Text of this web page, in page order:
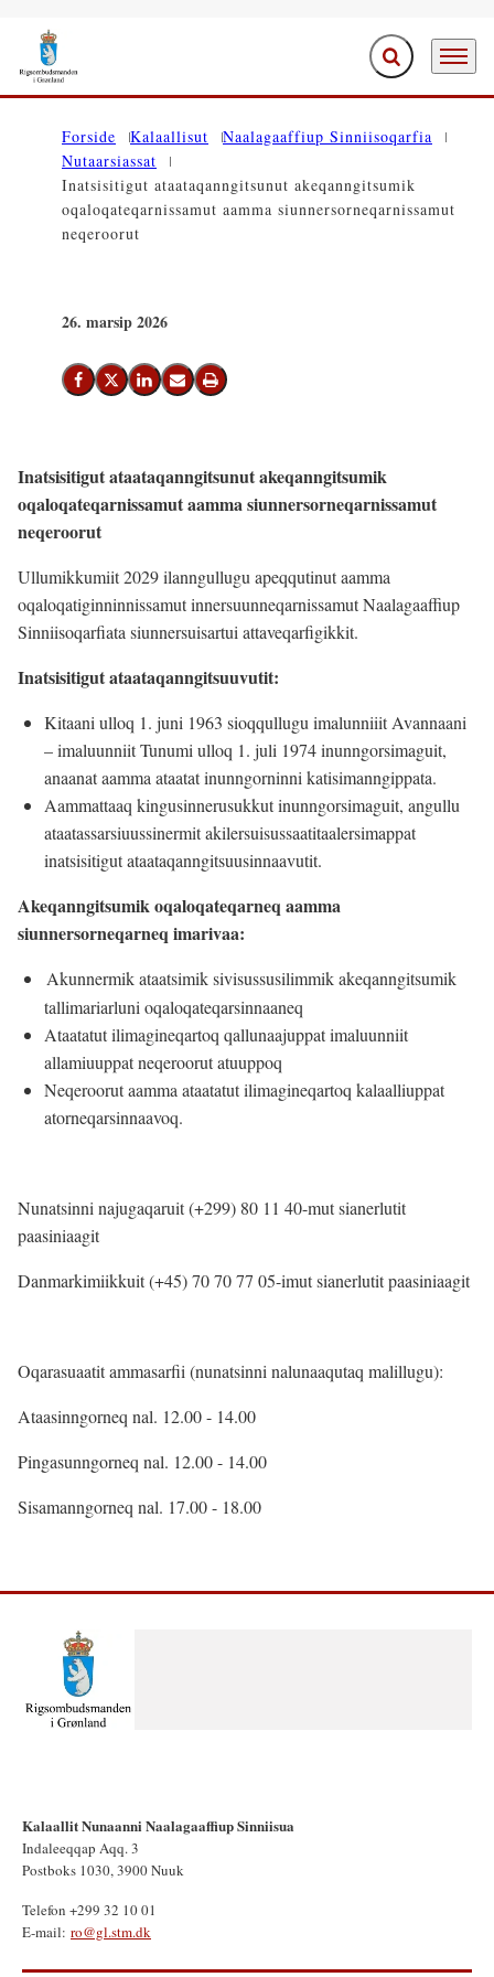
Saavanukarit Ujaasiffik
Forside Kalaallisut
Naalagaaffiup Sinniisoqarfia
Nutaarsiassat
Inatsisitigut ataataqanngitsunut akeqanngitsumik
oqaloqateqarnissamut aamma siunnersorneqarnissamut
neqeroorut
26. marsip 2026
Facebook-Imi Siammarteruk
Twitter-Imi Siammarteruk
Linkedin-Imi Siammarteruk
Emaili Nassiutiguk
Printeruk
Inatsisitigut ataataqanngitsunut akeqanngitsumik
oqaloqateqarnissamut aamma siunnersorneqarnissamut
neqeroorut
Ullumikkumiit 2029 ilanngullugu apeqqutinut aamma
oqaloqatiginninnissamut innersuunneqarnissamut Naalagaaffiup
Sinniisoqarfiata siunnersuisartui attaveqarfigikkit.
Inatsisitigut ataataqanngitsuuvutit:
Kitaani ulloq 1. juni 1963 sioqqullugu imalunniiit Avannaani
– imaluunniit Tunumi ulloq 1. juli 1974 inunngorsimaguit,
anaanat aamma ataatat inunngorninni katisimanngippata.
Aammattaaq kingusinnerusukkut inunngorsimaguit, angullu
ataatassarsiuussinermit akilersuisussaatitaalersimappat
inatsisitigut ataataqanngitsuusinnaavutit.
Akeqanngitsumik oqaloqateqarneq aamma
siunnersorneqarneq imarivaa:
Akunnermik ataatsimik sivisussusilimmik akeqanngitsumik
tallimariarluni oqaloqateqarsinnaaneq
Ataatatut ilimagineqartoq qallunaajuppat imaluunniit
allamiuuppat neqeroorut atuuppoq
Neqeroorut aamma ataatatut ilimagineqartoq kalaalliuppat
atorneqarsinnaavoq.
Nunatsinni najugaqaruit (+299) 80 11 40-mut sianerlutit
paasiniaagit
Danmarkimiikkuit (+45) 70 70 77 05-imut sianerlutit paasiniaagit
Oqarasuaatit ammasarfii (nunatsinni nalunaaqutaq malillugu):
Ataasinngorneq nal. 12.00 - 14.00
Pingasunngorneq nal. 12.00 - 14.00
Sisamanngorneq nal. 17.00 - 18.00
Kalaallit Nunaanni Naalagaaffiup Sinniisua
Indaleeqqap Aqq. 3
Postboks 1030, 3900 Nuuk
Telefon +299 32 10 01
E-mail: ro@gl.stm.dk